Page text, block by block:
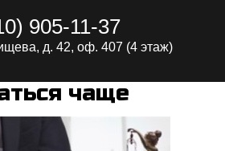
905-11-37
д. 42, оф. 407 (4 этаж)
чаще